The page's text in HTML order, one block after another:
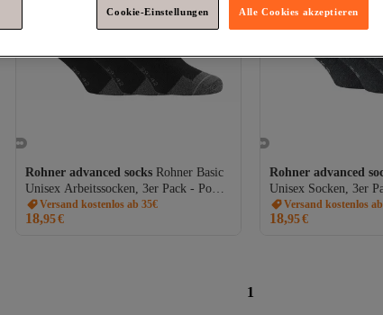
Rohner advanced socks Rohner Basic
Unisex Arbeitssocken, 3er Pack - Power
Worker, Polsterung
Versand kostenlos ab 35€
18,95€
Rohner advanced
Unisex Socken, 3er
Kurzsocken, Basic,
Versand kostenlos
18,95€
1
Cookie-Einstellungen Alle Cookies akzeptieren